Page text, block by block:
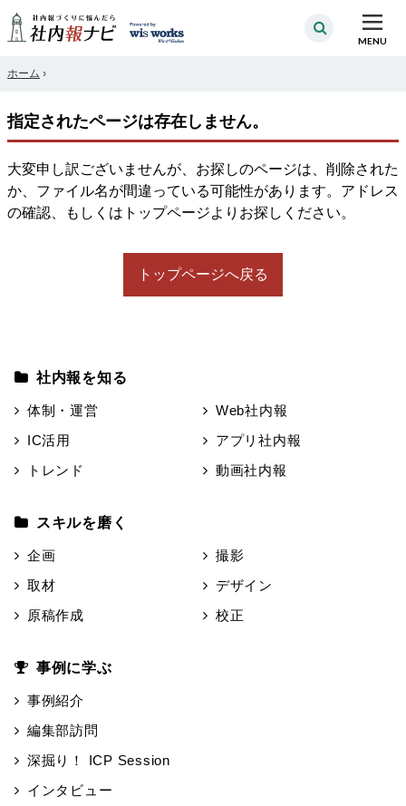
MENU
ホーム ›
指定されたページは存在しません。
大変申し訳ございませんが、お探しのページは、削除された
か、ファイル名が間違っている可能性があります。アドレス
の確認、もしくはトップページよりお探しください。
トップページへ戻る
社内報を知る
体制・運営
IC活用
トレンド
Web社内報
アプリ社内報
動画社内報
スキルを磨く
企画
取材
原稿作成
撮影
デザイン
校正
事例に学ぶ
事例紹介
編集部訪問
深掘り！ ICP Session
インタビュー